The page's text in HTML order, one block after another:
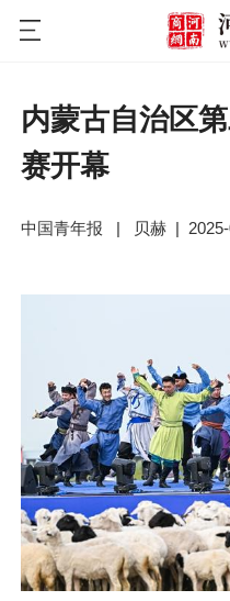
内蒙古自治区
赛开幕
中国青年报 | 贝赫 |